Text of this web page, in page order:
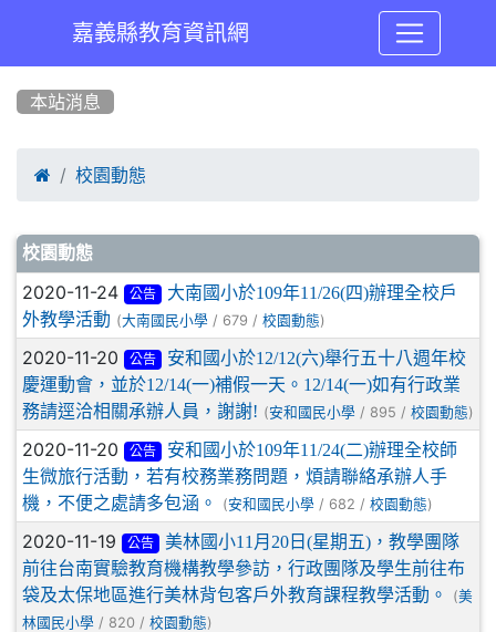
嘉義縣教育資訊網
本站消息
 校園動態
文章列表
校園動態
2020-11-24 公告
大南國小於109年11/26(四)辦理全校戶
外教學活動 (大南國民小學 / 679 / 校園動態)
2020-11-20 公告
安和國小於12/12(六)舉行五十八週年校
慶運動會，並於12/14(一)補假一天。12/14(一)如有行政業
務請逕洽相關承辦人員，謝謝! (安和國民小學 / 895 / 校園動態)
2020-11-20 公告
安和國小於109年11/24(二)辦理全校師
生微旅行活動，若有校務業務問題，煩請聯絡承辦人手
機，不便之處請多包涵。
(安和國民小學 / 682 / 校園動態)
2020-11-19 公告
美林國小11月20日(星期五)，教學團隊
前往台南實驗教育機構教學參訪，行政團隊及學生前往布
袋及太保地區進行美林背包客戶外教育課程教學活動。
(美
林國民小學 / 820 / 校園動態)